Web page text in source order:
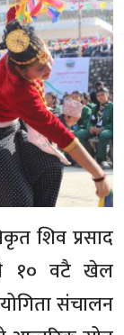
शिव प्रसाद
नै १० वटै खेल
संचालन